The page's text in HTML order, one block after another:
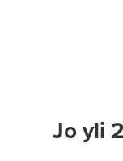
Jo yli